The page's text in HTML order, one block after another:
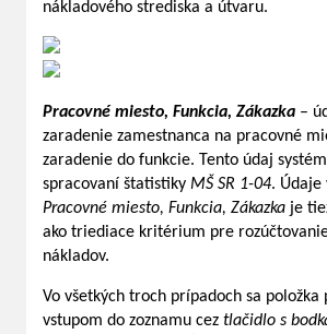
nákladového strediska a útvaru.
Pracovné miesto, Funkcia, Zákazka –
zaradenie zamestnanca na pracovné
zaradenie do funkcie. Tento údaj
spracovaní štatistiky MŠ SR 1-04. Údaje
Pracovné miesto, Funkcia, Zákazka je
ako triediace kritérium pre
nákladov.
Vo všetkých troch prípadoch sa položka
vstupom do zoznamu cez tlačidlo s